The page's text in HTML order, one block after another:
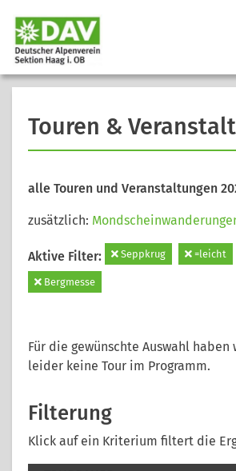
Touren &
alle Touren und Veranstaltungen
zusätzlich:
Aktive Filter: Seppkrug =leicht
Bergmesse
Für die gewünschte Auswahl
leider keine Tour im Programm.
Filterung
Klick auf ein Kriterium filtert die